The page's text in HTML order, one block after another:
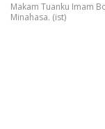
Makam Tuanku Imam
Minahasa. (ist)